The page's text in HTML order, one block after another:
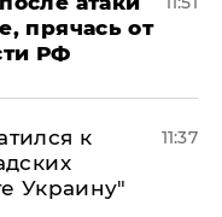
прячась от
РФ
к
Украину"
11:37